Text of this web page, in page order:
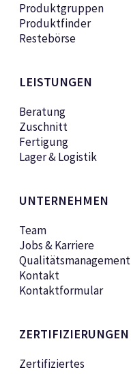
Produktgruppen
Produktfinder
Restebörse
LEISTUNGEN
Beratung
Zuschnitt
Fertigung
Lager & Logistik
UNTERNEHMEN
Team
Jobs & Karriere
Qualitätsmanagement
Kontakt
Kontaktformular
ZERTIFIZIERUNGEN
Zertifiziertes